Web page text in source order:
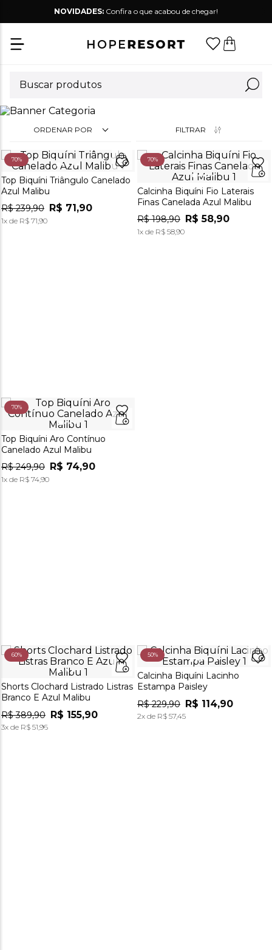
NOVIDADES: Confira o que acabou de chegar!
ORDENAR POR FILTRAR
70%
Top Biquíni Triângulo Canelado
Azul Malibu
R$ 239,90 R$ 71 ,90
1x de R$ 71,90
70%
Calcinha Biquíni Fio Laterais
Finas Canelada Azul Malibu
R$ 198,90 R$ 58,90
1x de R$ 58,90
70%
Top Biquíni Aro Contínuo
Canelado Azul Malibu
R$ 249,90 R$ 74,90
1x de R$ 74,90
60%
Shorts Clochard Listrado Listras
Branco E Azul Malibu
R$ 389,90 R$ 155,90
3x de R$ 51,96
50%
Calcinha Biquíni Lacinho
Estampa Paisley
R$ 229,90 R$ 114,90
2x de R$ 57,45